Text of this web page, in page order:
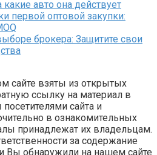
авто она действует
первой оптовой закупки:
брокера: Защитите свои
сайте взяты из открытых
ссылку на материал в
сайта и
в ознакомительных
принадлежат их владельцам.
за содержание
Вы обнаружили на нашем сайте